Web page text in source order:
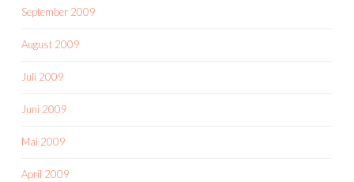
September 2009
August 2009
Juli 2009
Juni 2009
Mai 2009
April 2009